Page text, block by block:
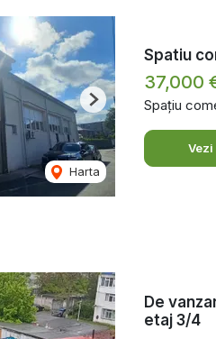
Harta
Next
Spatiu
37,000
Spațiu
De
etaj 3/4